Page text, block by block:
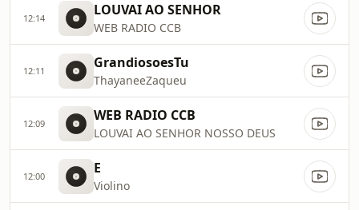
12:14 LOUVAI AO SENHOR
WEB RADIO CCB
12:11 GrandiosoesTu
ThayaneeZaqueu
12:09 WEB RADIO CCB
LOUVAI AO SENHOR NOSSO DEUS
12:00 E
Violino